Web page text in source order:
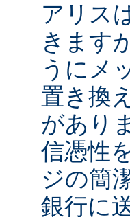
アリス
きます
うにメ
置き換
があり
信憑性
ジの簡
銀行に